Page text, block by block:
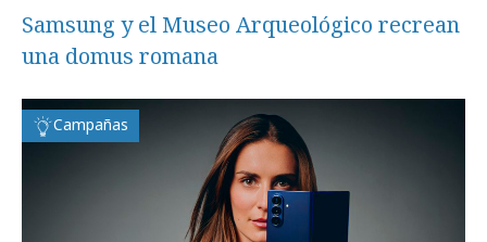
Samsung y el Museo Arqueológico recrean
una domus romana
Campañas